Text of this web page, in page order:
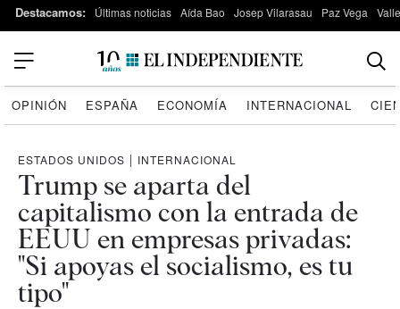
Destacamos: Últimas noticias Aída Bao Josep Vilarasau Paz Vega
OPINIÓN ESPAÑA ECONOMÍA INTERNACIONAL
ESTADOS UNIDOS | INTERNACIONAL
Trump se aparta del
capitalismo con la entrada de
EEUU en empresas privadas:
"Si apoyas el socialismo, es tu
tipo"